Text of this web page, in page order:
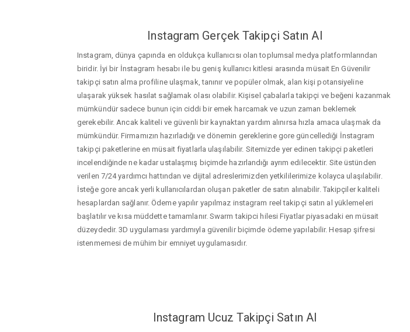
Instagram Gerçek Takipçi Satın Al
Instagram, dünya çapında en oldukça kullanıcısı olan toplumsal medya platformlarından
biridir. İyi bir İnstagram hesabı ile bu geniş kullanıcı kitlesi arasında müsait En Güvenilir
takipçi satın alma profiline ulaşmak, tanınır ve popüler olmak, alan kişi potansiyeline
ulaşarak yüksek hasılat sağlamak olası olabilir. Kişisel çabalarla takipçi ve beğeni kazanmak
mümkündür sadece bunun için ciddi bir emek harcamak ve uzun zaman beklemek
gerekebilir. Ancak kaliteli ve güvenli bir kaynaktan yardım alınırsa hızla amaca ulaşmak da
mümkündür. Firmamızın hazırladığı ve dönemin gereklerine gore güncellediği İnstagram
takipçi paketlerine en müsait fiyatlarla ulaşılabilir. Sitemizde yer edinen takipçi paketleri
incelendiğinde ne kadar ustalaşmış biçimde hazırlandığı ayrım edilecektir. Site üstünden
verilen 7/24 yardımcı hattından ve dijital adreslerimizden yetkililerimize kolayca ulaşılabilir.
İsteğe gore ancak yerli kullanıcılardan oluşan paketler de satın alınabilir. Takipçiler kaliteli
hesaplardan sağlanır. Ödeme yapılır yapılmaz instagram reel takipçi satın al yüklemeleri
başlatılır ve kısa müddette tamamlanır. Swarm takipci hilesi Fiyatlar piyasadaki en müsait
düzeydedir. 3D uygulaması yardımıyla güvenilir biçimde ödeme yapılabilir. Hesap şifresi
istenmemesi de mühim bir emniyet uygulamasıdır.
Instagram Ucuz Takipçi Satın Al